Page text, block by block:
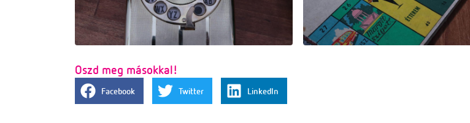
Oszd meg másokkal!
Facebook Twitter LinkedIn